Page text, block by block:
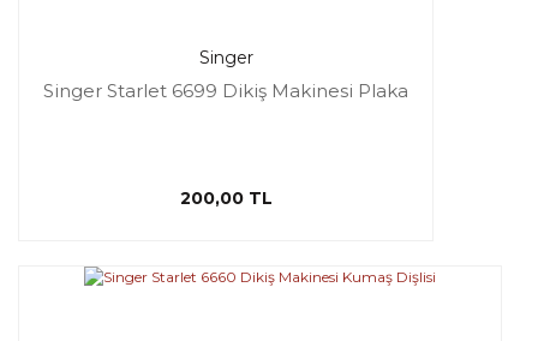
Singer
Singer Starlet 6699 Dikiş Makinesi Plaka
200,00 TL